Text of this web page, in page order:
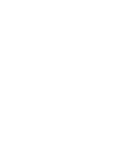
ERLEBNIS-STRAND WIE